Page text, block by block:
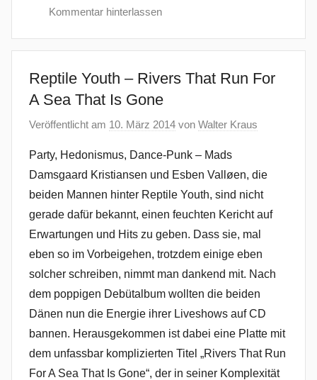
Kommentar hinterlassen
Reptile Youth – Rivers That Run For
A Sea That Is Gone
Veröffentlicht am 10. März 2014 von Walter Kraus
Party, Hedonismus, Dance-Punk – Mads
Damsgaard Kristiansen und Esben Valløen, die
beiden Mannen hinter Reptile Youth, sind nicht
gerade dafür bekannt, einen feuchten Kericht auf
Erwartungen und Hits zu geben. Dass sie, mal
eben so im Vorbeigehen, trotzdem einige eben
solcher schreiben, nimmt man dankend mit. Nach
dem poppigen Debütalbum wollten die beiden
Dänen nun die Energie ihrer Liveshows auf CD
bannen. Herausgekommen ist dabei eine Platte mit
dem unfassbar komplizierten Titel „Rivers That Run
For A Sea That Is Gone“, der in seiner Komplexität